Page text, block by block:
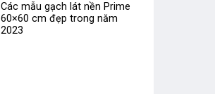
Các mẫu gạch lát nền Prime
60×60 cm đẹp trong năm
2023